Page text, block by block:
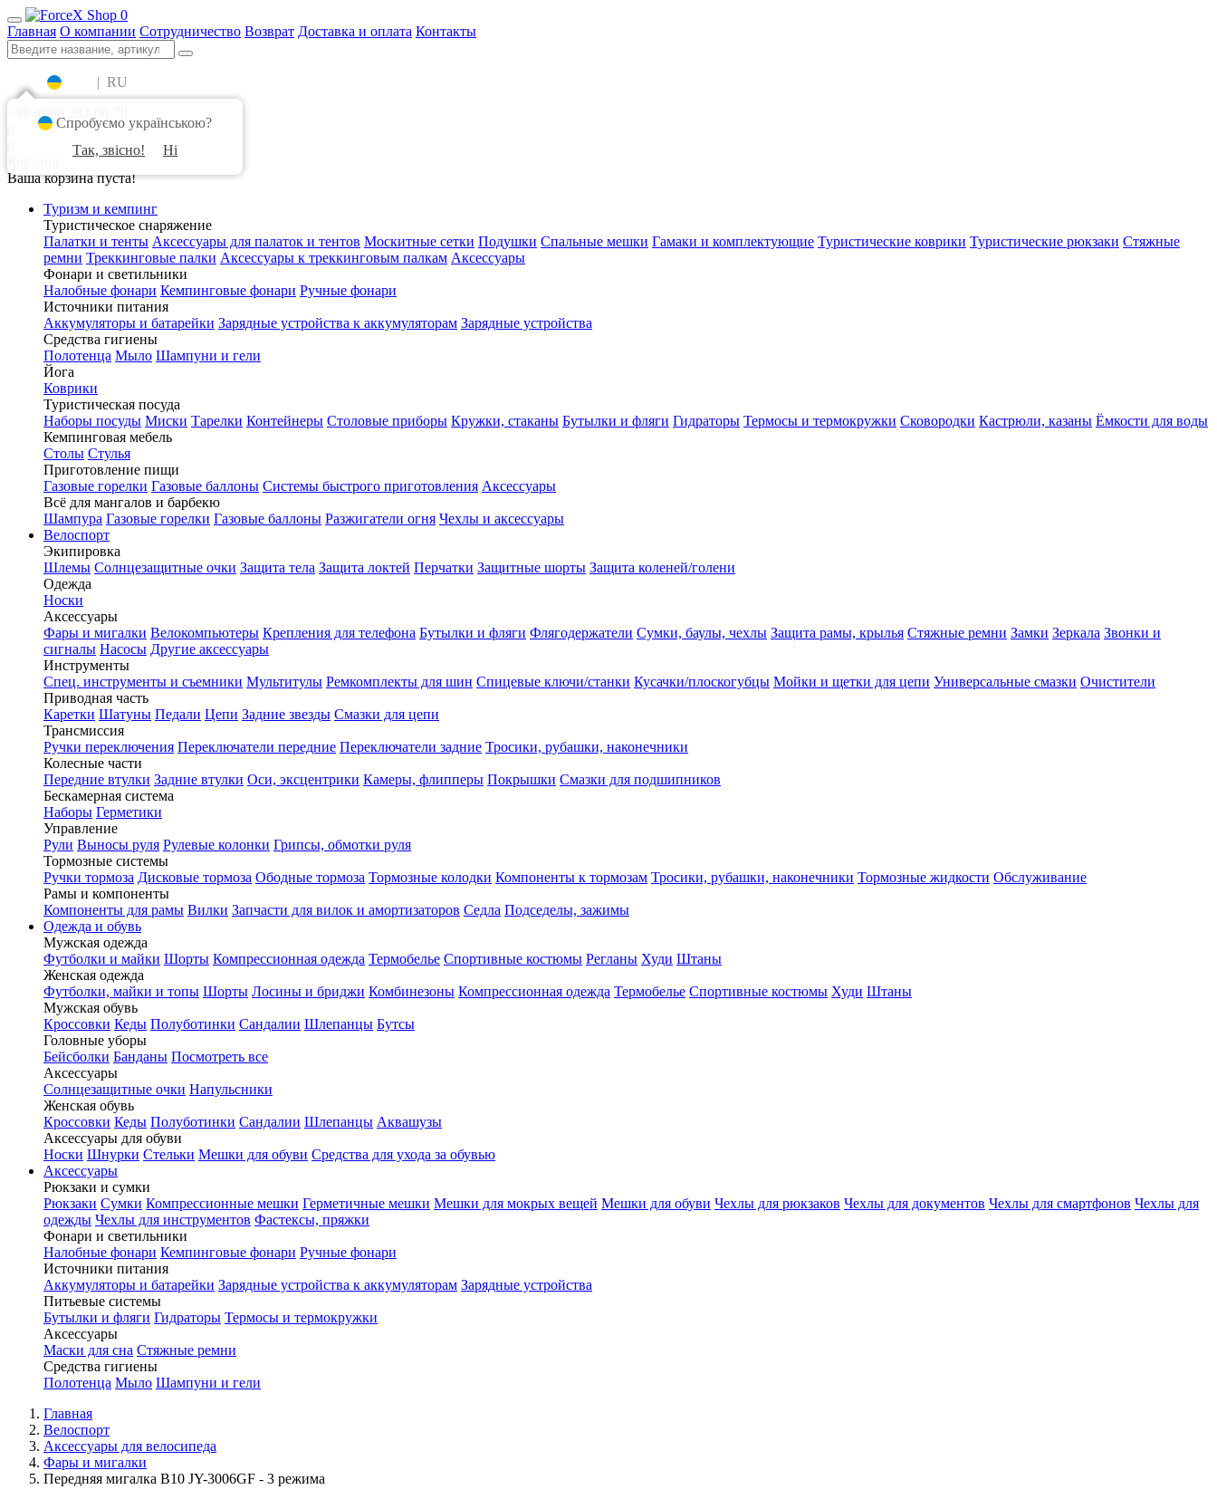
0
Главная О компании Сотрудничество Возврат Доставка и оплата Контакты
| RU
+38 (096) 282-00-70
Ваша корзина пуста!
Туризм и кемпинг
Туристическое снаряжение
Палатки и тенты Аксессуары для палаток и тентов Москитные сетки Подушки Спальные мешки Гамаки и комплектующие Туристические коврики Туристические рюкзаки Стяжные
ремни Треккинговые палки Аксессуары к треккинговым палкам Аксессуары
Фонари и светильники
Налобные фонари Кемпинговые фонари Ручные фонари
Источники питания
Аккумуляторы и батарейки Зарядные устройства к аккумуляторам Зарядные устройства
Средства гигиены
Полотенца Мыло Шампуни и гели
Йога
Коврики
Туристическая посуда
Наборы посуды Миски Тарелки Контейнеры Столовые приборы Кружки, стаканы Бутылки и фляги Гидраторы Термосы и термокружки Сковородки Кастрюли, казаны Ёмкости для воды
Кемпинговая мебель
Столы Стулья
Приготовление пищи
Газовые горелки Газовые баллоны Системы быстрого приготовления Аксессуары
Всё для мангалов и барбекю
Шампура Газовые горелки Газовые баллоны Разжигатели огня Чехлы и аксессуары
Велоспорт
Экипировка
Шлемы Солнцезащитные очки Защита тела Защита локтей Перчатки Защитные шорты Защита коленей/голени
Одежда
Носки
Аксессуары
Фары и мигалки Велокомпьютеры Крепления для телефона Бутылки и фляги Флягодержатели Сумки, баулы, чехлы Защита рамы, крылья Стяжные ремни Замки Зеркала Звонки и
сигналы Насосы Другие аксессуары
Инструменты
Спец. инструменты и съемники Мультитулы Ремкомплекты для шин Спицевые ключи/станки Кусачки/плоскогубцы Мойки и щетки для цепи Универсальные смазки Очистители
Приводная часть
Каретки Шатуны Педали Цепи Задние звезды Смазки для цепи
Трансмиссия
Ручки переключения Переключатели передние Переключатели задние Тросики, рубашки, наконечники
Колесные части
Передние втулки Задние втулки Оси, эксцентрики Камеры, флипперы Покрышки Смазки для подшипников
Бескамерная система
Наборы Герметики
Управление
Рули Выносы руля Рулевые колонки Грипсы, обмотки руля
Тормозные системы
Ручки тормоза Дисковые тормоза Ободные тормоза Тормозные колодки Компоненты к тормозам Тросики, рубашки, наконечники Тормозные жидкости Обслуживание
Рамы и компоненты
Компоненты для рамы Вилки Запчасти для вилок и амортизаторов Седла Подседелы, зажимы
Одежда и обувь
Мужская одежда
Футболки и майки Шорты Компрессионная одежда Термобелье Спортивные костюмы Регланы Худи Штаны
Женская одежда
Футболки, майки и топы Шорты Лосины и бриджи Комбинезоны Компрессионная одежда Термобелье Спортивные костюмы Худи Штаны
Мужская обувь
Кроссовки Кеды Полуботинки Сандалии Шлепанцы Бутсы
Головные уборы
Бейсболки Банданы Посмотреть все
Аксессуары
Солнцезащитные очки Напульсники
Женская обувь
Кроссовки Кеды Полуботинки Сандалии Шлепанцы Аквашузы
Аксессуары для обуви
Носки Шнурки Стельки Мешки для обуви Средства для ухода за обувью
Аксессуары
Рюкзаки и сумки
Рюкзаки Сумки Компрессионные мешки Герметичные мешки Мешки для мокрых вещей Мешки для обуви Чехлы для рюкзаков Чехлы для документов Чехлы для смартфонов Чехлы для
одежды Чехлы для инструментов Фастексы, пряжки
Фонари и светильники
Налобные фонари Кемпинговые фонари Ручные фонари
Источники питания
Аккумуляторы и батарейки Зарядные устройства к аккумуляторам Зарядные устройства
Питьевые системы
Бутылки и фляги Гидраторы Термосы и термокружки
Аксессуары
Маски для сна Стяжные ремни
Средства гигиены
Полотенца Мыло Шампуни и гели
Главная
Велоспорт
Аксессуары для велосипеда
Фары и мигалки
Передняя мигалка B10 JY-3006GF - 3 режима
Спробуємо українською?
Так, звісно!
Ні